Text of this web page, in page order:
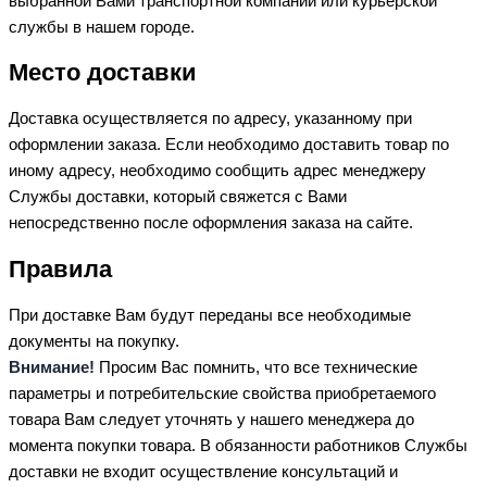
службы в нашем городе.
Место доставки
Доставка осуществляется по адресу, указанному при
оформлении заказа. Если необходимо доставить товар по
иному адресу, необходимо сообщить адрес менеджеру
Службы доставки, который свяжется с Вами
непосредственно после оформления заказа на сайте.
Правила
При доставке Вам будут переданы все необходимые
документы на покупку.
Внимание! Просим Вас помнить, что все технические
параметры и потребительские свойства приобретаемого
товара Вам следует уточнять у нашего менеджера до
момента покупки товара. В обязанности работников Службы
доставки не входит осуществление консультаций и